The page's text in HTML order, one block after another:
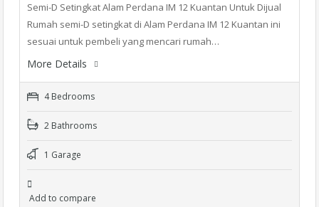
Semi-D Setingkat Alam Perdana IM 12 Kuantan Untuk Dijual
Rumah semi-D setingkat di Alam Perdana IM 12 Kuantan ini
sesuai untuk pembeli yang mencari rumah…
More Details
4 Bedrooms
2 Bathrooms
1 Garage
Add to compare